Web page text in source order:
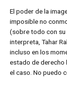
El poder de la
imposible no
(sobre todo con su
interpreta, Tahar
incluso en los
estado de derecho
el caso. No puedo